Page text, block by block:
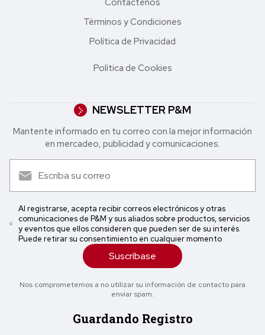
Términos y Condiciones
Política de Privacidad
Política de Cookies
NEWSLETTER P&M
Mantente informado en tu correo con la mejor in formación
en mercadeo, publicidad y comunicaciones.
Al registrarse, acepta recibir correos electrónicos y otras
comunicaciones de P&M y sus aliados sobre productos, servicios
y eventos que ellos consideren que pueden ser de su interés.
Puede retirar su consentimiento en cualquier momento
Suscríbase
Nos comprometemos a no utilizar su información de contacto para
enviar spam.
Guardando Registro